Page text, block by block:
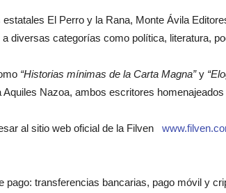
El Perro y la Rana, Monte Ávila
diversas categorías como política, literatura,
“Historias mínimas de la Carta Magna”y
Nazoa, ambos escritores
al sitio web oficial de la Filven
pago: transferencias bancarias, pago móvil y